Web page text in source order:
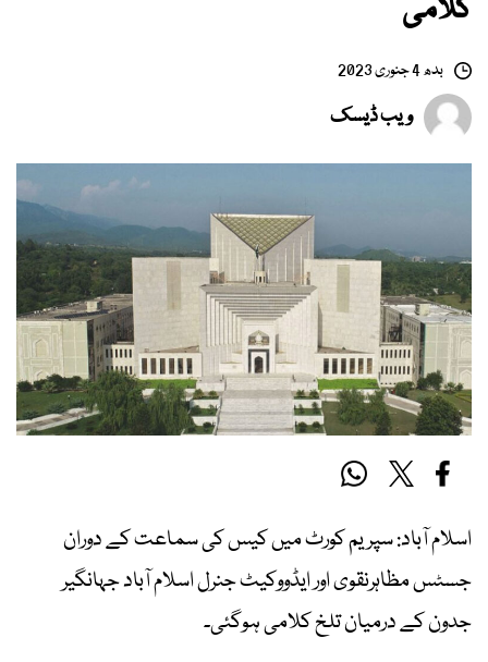
کلامی
بدھ 4 جنوری 2023
ویب ڈیسک
اسلام آباد: سپریم کورٹ میں کیس کی سماعت کے دوران
جسٹس مظاہرنقوی اور ایڈووکیٹ جنرل اسلام آباد جہانگیر
جدون کے درمیان تلخ کلامی ہوگئی۔